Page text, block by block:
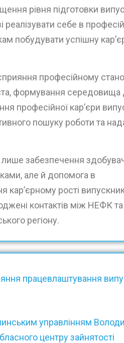
рівня підготовки
себе в
побудувати успішну
професійному
формування середовища
професійної кар’єри
пошуку роботи та
забезпечення
але й допомога в
кар’єрному рості
контактів між НЕФК та
регіону.
працевлаштування
управлінням
центру зайнятості